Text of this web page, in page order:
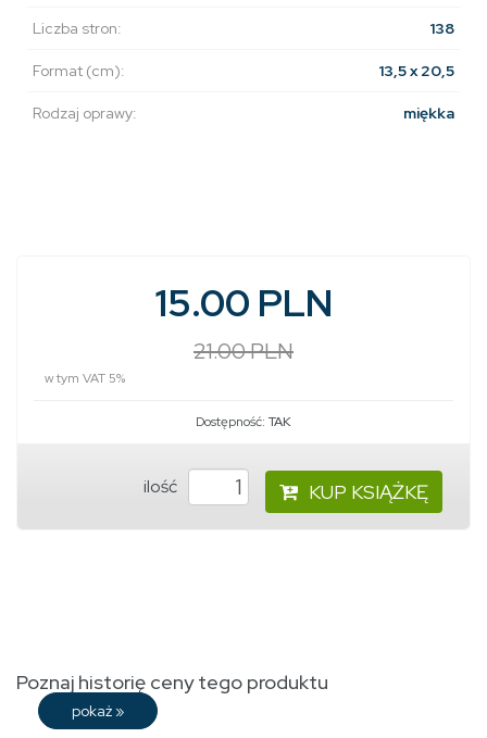
Liczba stron: 138
Format (cm): 13,5 x 20,5
Rodzaj oprawy: miękka
15.00 PLN
21.00 PLN
w tym VAT 5%
Dostępność: TAK
ilość KUP KSIĄŻKĘ
Poznaj historię ceny tego produktu
pokaż »